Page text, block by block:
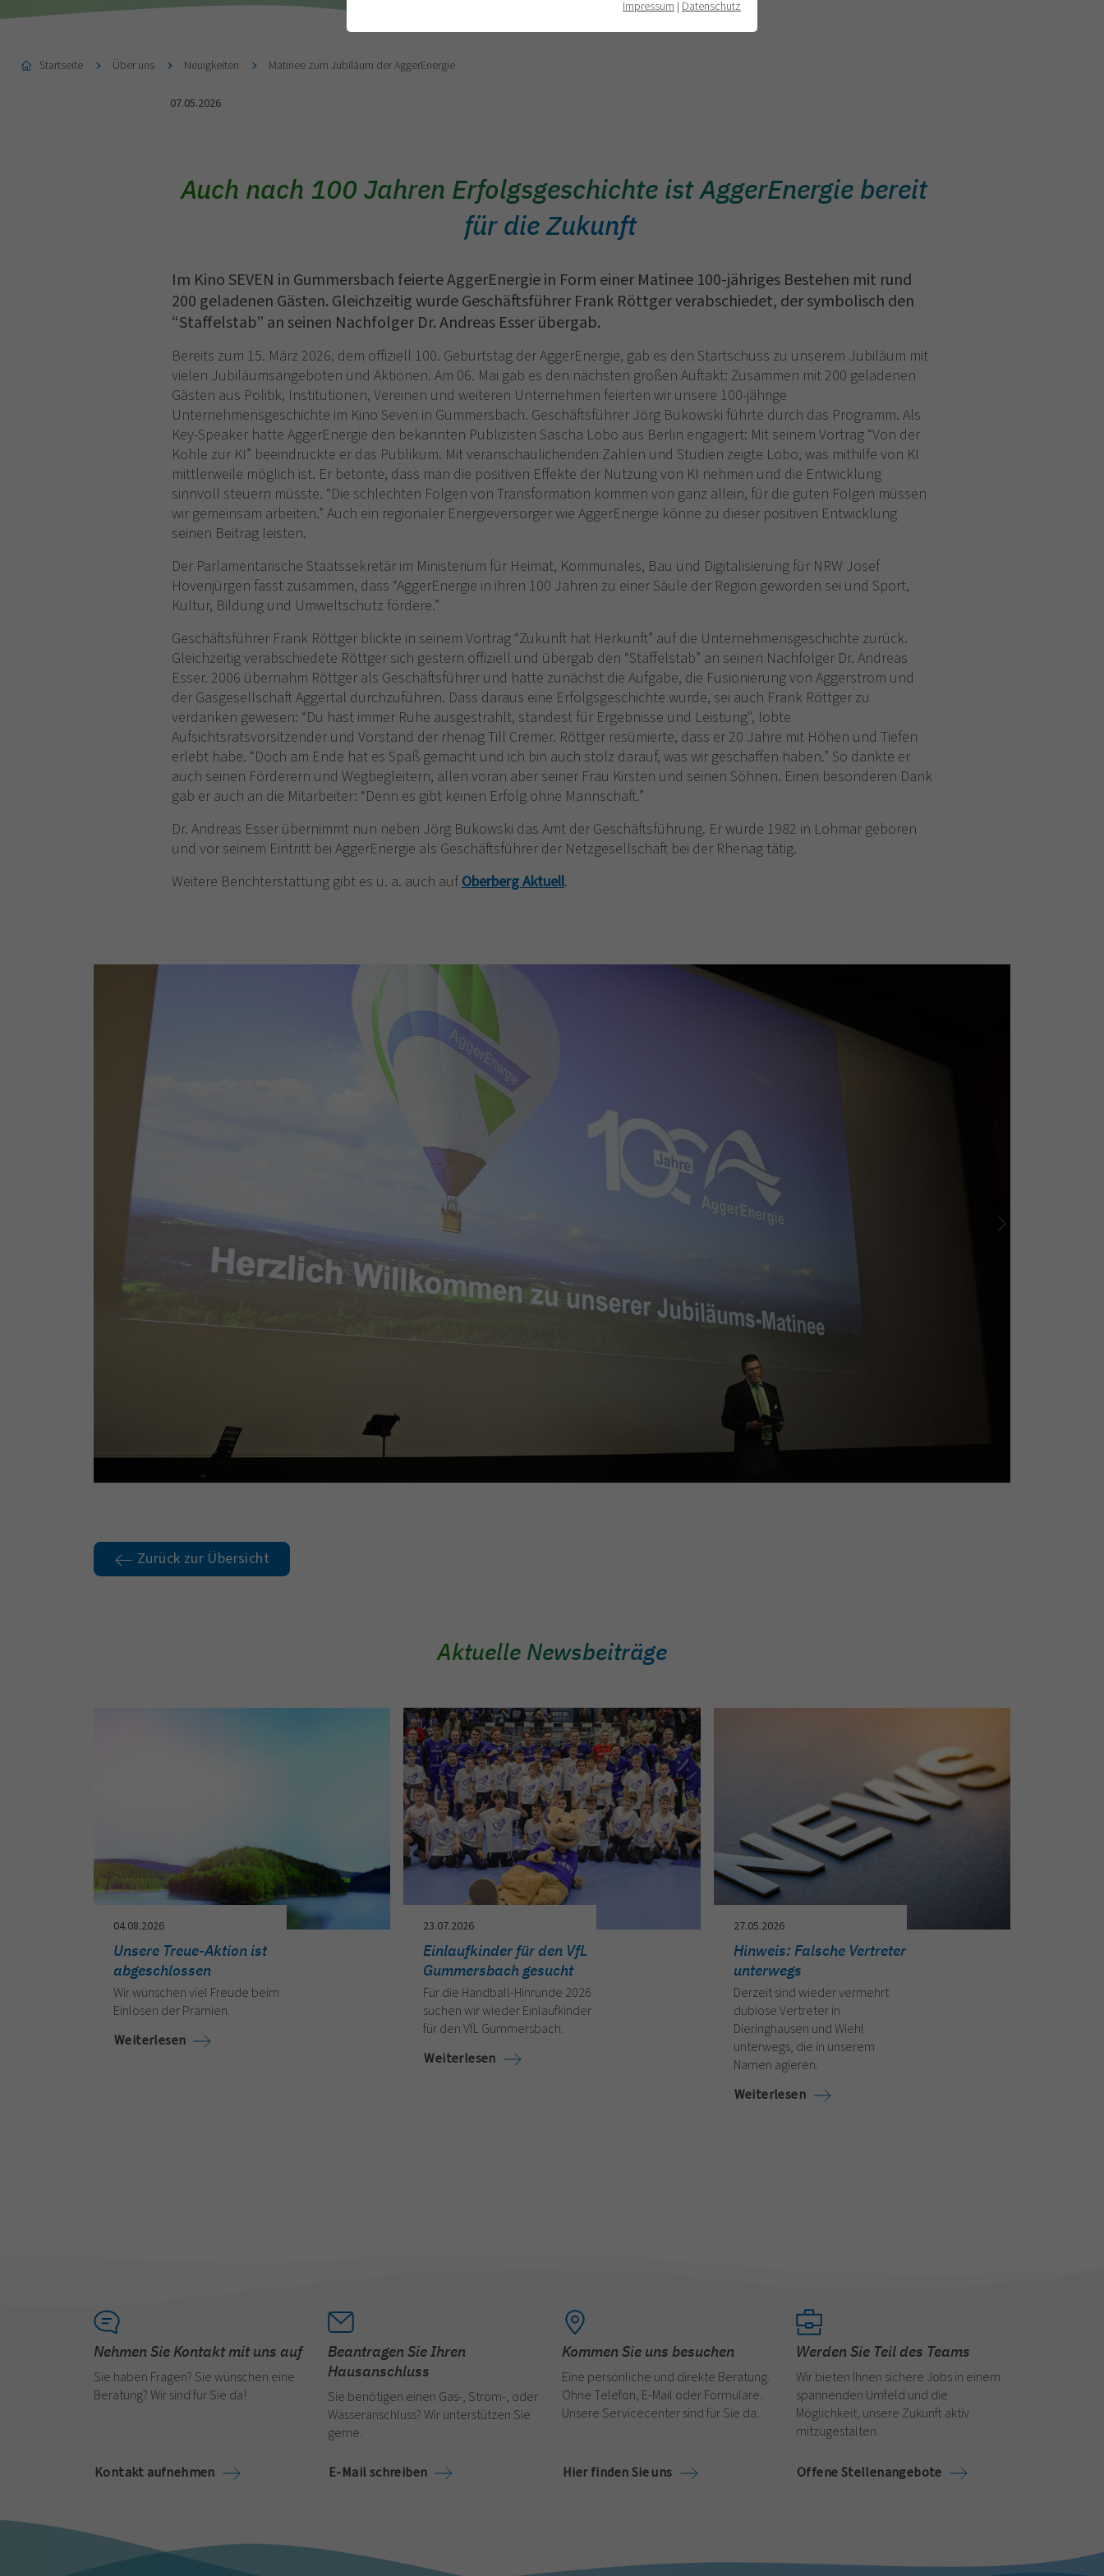
Startseite Über uns Neuigkeiten Matinee zum Jubiläum der AggerEnergie
07.05.2026
Auch nach 100 Jahren Erfolgsgeschichte ist AggerEnergie bereit
für die Zukunft
Im Kino SEVEN in Gummersbach feierte AggerEnergie in Form einer Matinee 100-jähriges Bestehen mit rund
200 geladenen Gästen. Gleichzeitig wurde Geschäftsführer Frank Röttger verabschiedet, der symbolisch den
“Staffelstab” an seinen Nachfolger Dr. Andreas Esser übergab.
Bereits zum 15. März 2026, dem offiziell 100. Geburtstag der AggerEnergie, gab es den Startschuss zu unserem Jubiläum mit
vielen Jubiläumsangeboten und Aktionen. Am 06. Mai gab es den nächsten großen Auftakt: Zusammen mit 200 geladenen
Gästen aus Politik, Institutionen, Vereinen und weiteren Unternehmen feierten wir unsere 100-jährige
Unternehmensgeschichte im Kino Seven in Gummersbach. Geschäftsführer Jörg Bukowski führte durch das Programm. Als
Key-Speaker hatte AggerEnergie den bekannten Publizisten Sascha Lobo aus Berlin engagiert: Mit seinem Vortrag “Von der
Kohle zur KI” beeindruckte er das Publikum. Mit veranschaulichenden Zahlen und Studien zeigte Lobo, was mithilfe von KI
mittlerweile möglich ist. Er betonte, dass man die positiven Effekte der Nutzung von KI nehmen und die Entwicklung
sinnvoll steuern müsste. “Die schlechten Folgen von Transformation kommen von ganz allein, für die guten Folgen müssen
wir gemeinsam arbeiten.” Auch ein regionaler Energieversorger wie AggerEnergie könne zu dieser positiven Entwicklung
seinen Beitrag leisten.
Der Parlamentarische Staatssekretär im Ministerium für Heimat, Kommunales, Bau und Digitalisierung für NRW Josef
Hovenjürgen fasst zusammen, dass “AggerEnergie in ihren 100 Jahren zu einer Säule der Region geworden sei und Sport,
Kultur, Bildung und Umweltschutz fördere.”
Geschäftsführer Frank Röttger blickte in seinem Vortrag “Zukunft hat Herkunft” auf die Unternehmensgeschichte zurück.
Gleichzeitig verabschiedete Röttger sich gestern offiziell und übergab den “Staffelstab” an seinen Nachfolger Dr. Andreas
Esser. 2006 übernahm Röttger als Geschäftsführer und hatte zunächst die Aufgabe, die Fusionierung von Aggerstrom und
der Gasgesellschaft Aggertal durchzuführen. Dass daraus eine Erfolgsgeschichte wurde, sei auch Frank Röttger zu
verdanken gewesen: “Du hast immer Ruhe ausgestrahlt, standest für Ergebnisse und Leistung", lobte
Aufsichtsratsvorsitzender und Vorstand der rhenag Till Cremer. Röttger resümierte, dass er 20 Jahre mit Höhen und Tiefen
erlebt habe. “Doch am Ende hat es Spaß gemacht und ich bin auch stolz darauf, was wir geschaffen haben.” So dankte er
auch seinen Förderern und Wegbegleitern, allen voran aber seiner Frau Kirsten und seinen Söhnen. Einen besonderen Dank
gab er auch an die Mitarbeiter: “Denn es gibt keinen Erfolg ohne Mannschaft.”
Dr. Andreas Esser übernimmt nun neben Jörg Bukowski das Amt der Geschäftsführung. Er wurde 1982 in Lohmar geboren
und vor seinem Eintritt bei AggerEnergie als Geschäftsführer der Netzgesellschaft bei der Rhenag tätig.
Weitere Berichterstattung gibt es u. a. auch aufOberberg Aktuell.
Zurück zur Übersicht
Aktuelle Newsbeiträge
04.08.2026
Unsere Treue-Aktion ist
abgeschlossen
Wir wünschen viel Freude beim
Einlösen der Prämien.
Weiterlesen
23.07.2026
Einlaufkinder für den VfL
Gummersbach gesucht
Für die Handball-Hinrunde 2026
suchen wir wieder Einlaufkinder
für den VfL Gummersbach.
Weiterlesen
27.05.2026
Hinweis: Falsche Vertreter
unterwegs
Derzeit sind wieder vermehrt
dubiose Vertreter in
Dieringhausen und Wiehl
unterwegs, die in unserem
Namen agieren.
Weiterlesen
Nehmen Sie Kontakt mit uns auf
Sie haben Fragen? Sie wünschen eine
Beratung? Wir sind für Sie da!
Kontakt aufnehmen
Beantragen Sie Ihren
Hausanschluss
Sie benötigen einen Gas-, Strom-, oder
Wasseranschluss? Wir unterstützen Sie
gerne.
E-Mail schreiben
Kommen Sie uns besuchen
Eine persönliche und direkte Beratung.
Ohne Telefon, E-Mail oder Formulare.
Unsere Servicecenter sind für Sie da.
Hier finden Sie uns
Werden Sie Teil des Teams
Wir bieten Ihnen sichere Jobs in einem
spannenden Umfeld und die
Möglichkeit, unsere Zukunft aktiv
mitzugestalten.
Offene Stellenangebote
Impressum | Datenschutz